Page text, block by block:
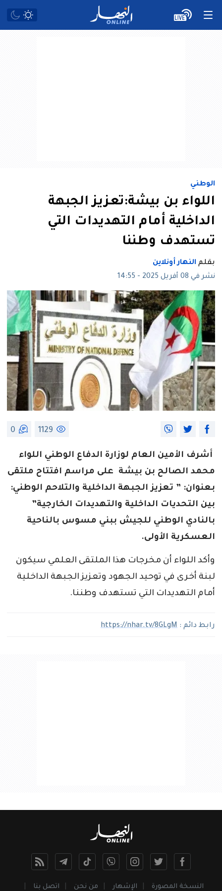
الوطني
اللواء بن بيشة:تعزيز الجبهة
الداخلية أمام التهديدات التي
تستهدف وطننا
بقلم النهار أونلاين
نشر في 08 أفريل 2025 - 14:55
1129
0
أشرف الأمين العام لوزارة الدفاع الوطني اللواء
محمد الصالح بن بيشة على مراسم افتتاح ملتقى
بعنوان: ” تعزيز الجبهة الداخلية والتلاحم الوطني:
بين التحديات الداخلية والتهديدات الخارجية”
بالنادي الوطني للجيش ببني مسوس بالناحية
العسكرية الأولى.
وأكد اللواء أن مخرجات هذا الملتقى العلمي سيكون
لبنة أخرى في توحيد الجهود وتعزيز الجبهة الداخلية
أمام التهديدات التي تستهدف وطننا.
رابط دائم : https://nhar.tv/8GLgM
النسخة المصورة الإشهار من نحن اتصل بنا